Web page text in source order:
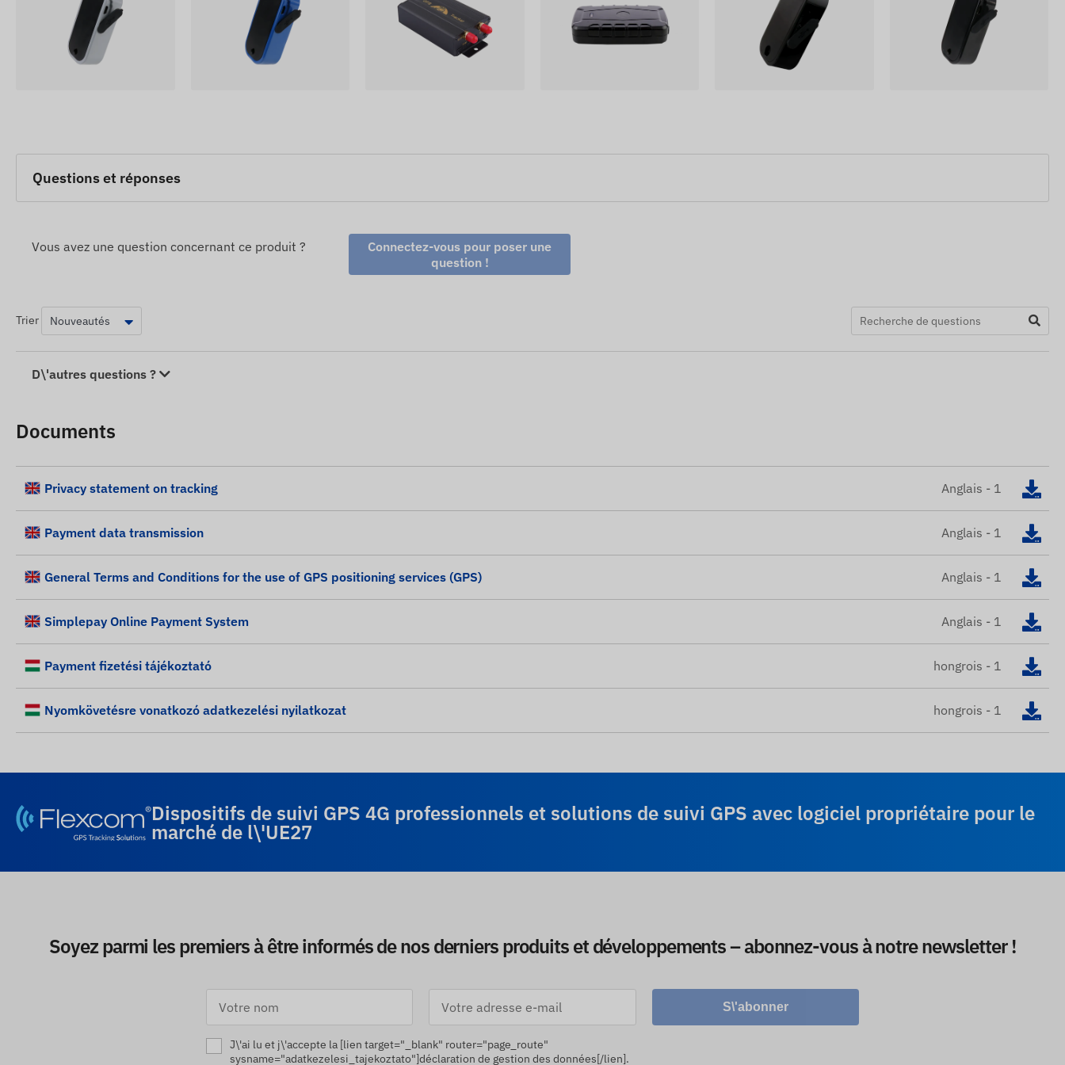
Questions et réponses
Vous avez une question concernant ce produit ?
Connectez-vous pour poser une
question !
Trier
D\'autres questions ?
Documents
Privacy statement on tracking Anglais - 1
Payment data transmission Anglais - 1
General Terms and Conditions for the use of GPS positioning services (GPS) Anglais - 1
Simplepay Online Payment System Anglais - 1
Payment fizetési tájékoztató hongrois - 1
Nyomkövetésre vonatkozó adatkezelési nyilatkozat hongrois - 1
Dispositifs de suivi GPS 4G professionnels et solutions de suivi GPS avec logiciel propriétaire pour le
marché de l\'UE27
Soyez parmi les premiers à être informés de nos derniers produits et développements – abonnez-vous à notre newsletter !
S\'abonner
J\'ai lu et j\'accepte la [lien target="_blank" router="page_route"
sysname="adatkezelesi_tajekoztato"]déclaration de gestion des données[/lien].